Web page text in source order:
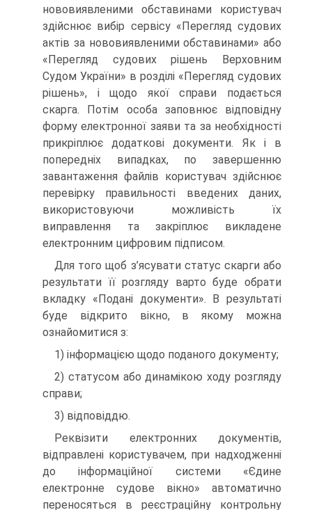
нововиявленими обставинами користувач
здійснює вибір сервісу «Перегляд судових
актів за нововиявленими обставинами» або
«Перегляд судових рішень Верховним
Судом України» в розділі «Перегляд судових
рішень», і щодо якої справи подається
скарга. Потім особа заповнює відповідну
форму електронної заяви та за необхідності
прикріплює додаткові документи. Як і в
попередніх випадках, по завершенню
завантаження файлів користувач здійснює
перевірку правильності введених даних,
використовуючи можливість їх
виправлення та закріплює викладене
електронним цифровим підписом.
Для того щоб з’ясувати статус скарги або
результати її розгляду варто буде обрати
вкладку «Подані документи». В результаті
буде відкрито вікно, в якому можна
ознайомитися з:
1) інформацією щодо поданого документу;
2) статусом або динамікою ходу розгляду
справи;
3) відповіддю.
Реквізити електронних документів,
відправлені користувачем, при надходженні
до інформаційної системи «Єдине
електронне судове вікно» автоматично
переносяться в реєстраційну контрольну